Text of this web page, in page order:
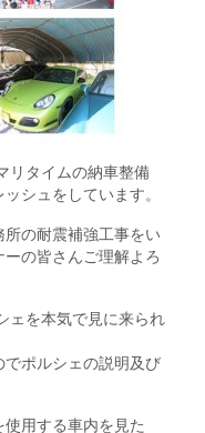
リタイムの納車整備
シュをしています。
の耐震補強工事をい
の皆さんご理解よろ
ェを本気で見に来られ
ポルシェの説明及び
用する車内を見た